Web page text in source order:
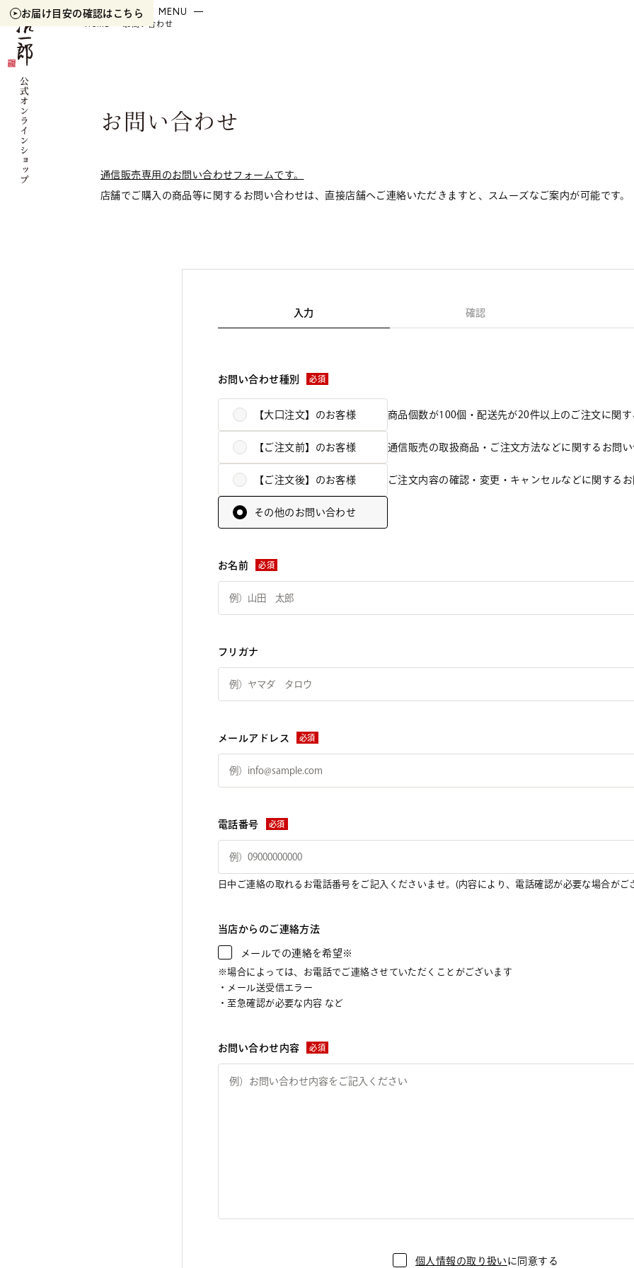
ITEM CART MYPAGE MENU
お届け目安の確認はこちら
お問い合わせ
お問い合わせ
通信販売専用のお問い合わせフォームです。
店舗でご購入の商品等に関するお問い合わせは、直接店舗へご連絡いただきますと、スムーズなご案内が可能です。
入力 確認
お問い合わせ種別 必須
【大口注文】のお客様 商品個数が100個・配送先が20件以上のご注文に関
【ご注文前】のお客様 通信販売の取扱商品・ご注文方法などに関するお問
【ご注文後】のお客様 ご注文内容の確認・変更・キャンセルなどに関する
その他のお問い合わせ
お名前 必須
フリガナ
メールアドレス 必須
電話番号 必須
日中ご連絡の取れるお電話番号をご記入くださいませ。(内容により、電話確認が必要な場合がご
当店からのご連絡方法
メールでの連絡を希望※
※場合によっては、お電話でご連絡させていただくことがございます
・メール送受信エラー
・至急確認が必要な内容 など
お問い合わせ内容 必須
個人情報の取り扱い に同意する